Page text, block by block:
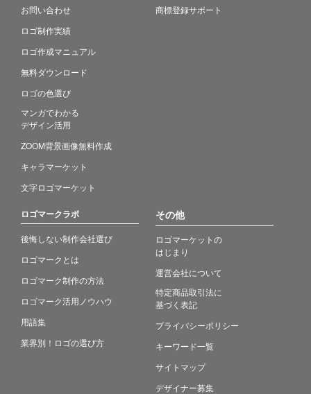
お問い合わせ
ロゴ制作実績
ロゴ作成マニュアル
無料ダウンロード
ロゴの色選び
マンガでわかる
デザイン活用
ZOOM背景画像無料作成
キャラマーケット
文字ロゴマーケット
商標登録サポート
ロゴマークラボ
後悔しない制作会社選び
ロゴマークとは
ロゴマーク制作の方法
ロゴマーク活用ノウハウ
用語集
業界別！ロゴの選び方
その他
ロゴマーケットの
はじまり
運営会社について
特定商品取引法に
基づく表記
プライバシーポリシー
キーワード一覧
サイトマップ
デザイナー募集